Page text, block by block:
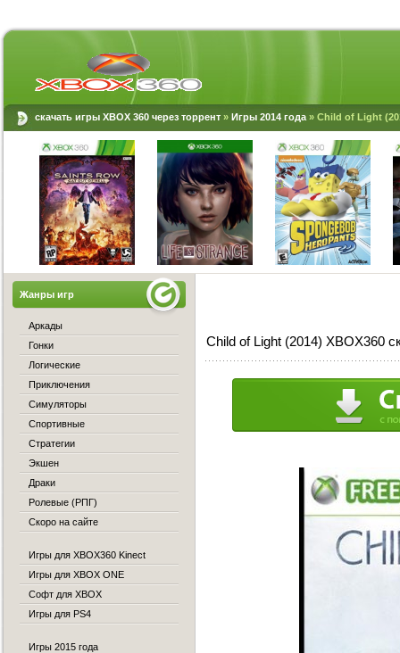
скачать игры XBOX 360 через торрент » Игры 2014 года » Child of Light
Child of Light (2014) XBOX360
Жанры игр
Аркады
Гонки
Логические
Приключения
Симуляторы
Спортивные
Стратегии
Экшен
Драки
Ролевые (РПГ)
Скоро на сайте
Игры для XBOX360 Kinect
Игры для XBOX ONE
Софт для XBOX
Игры для PS4
Игры 2015 года